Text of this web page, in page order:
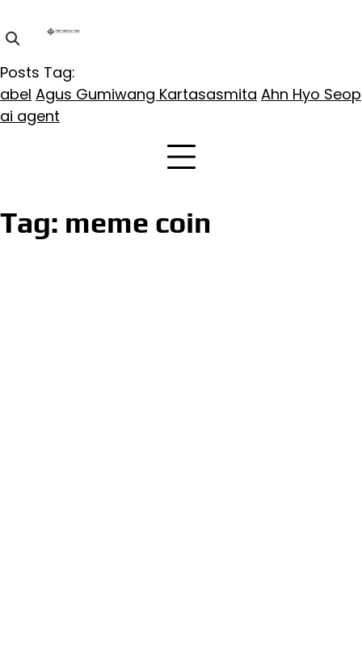
to
Posts Tag:
abel Agus Gumiwang Kartasasmita Ahn Hyo Seop
ai agent
Tag: meme coin